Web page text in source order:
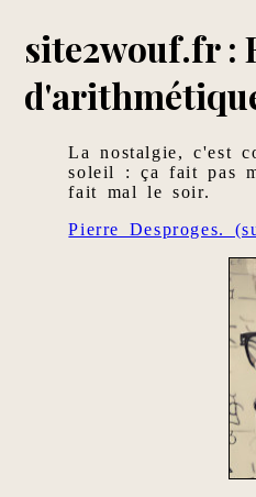
site2wouf.fr :
La nostalgie, c'est
soleil : ça fait pas
fait mal le soir.
Pierre Desproges.